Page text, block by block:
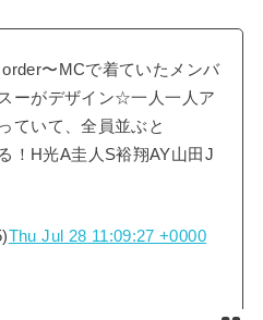
〜MCで着ていたメンバ
ーがデザイン☆一人一人ア
ていて、全員並ぶと
！H光A圭人S裕翔AY山田J
Thu Jul 28 11:09:27 +0000